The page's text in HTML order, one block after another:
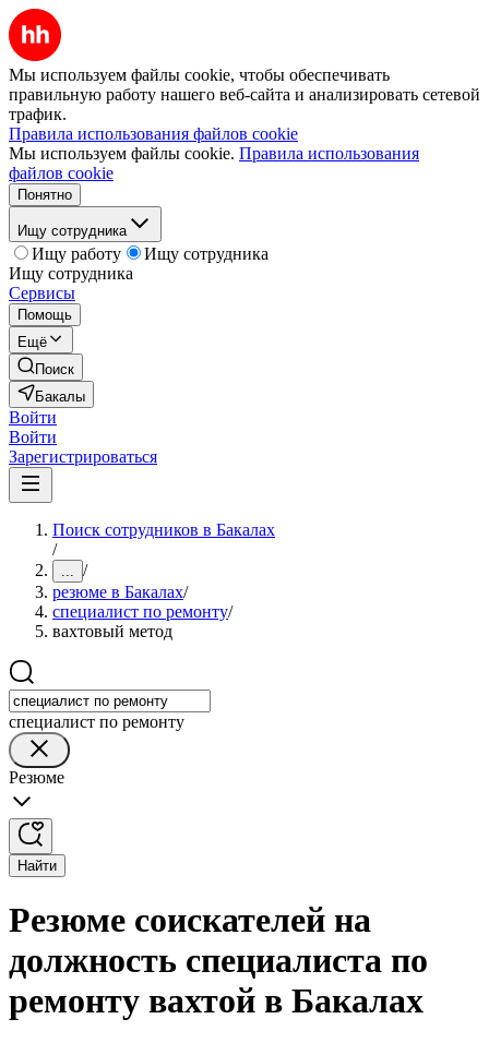
Мы используем файлы cookie, чтобы обеспечивать
правильную работу нашего веб-сайта и анализировать сетевой
трафик.
Правила использования файлов cookie
Мы используем файлы cookie. Правила использования
файлов cookie
Понятно
Ищу сотрудника
Ищу работу
Ищу сотрудника
Ищу сотрудника
Сервисы
Помощь
Ещё
Поиск
Бакалы
Войти
Войти
Зарегистрироваться
Поиск сотрудников в Бакалах
/
... /
резюме в Бакалах/
специалист по ремонту/
вахтовый метод
специалист по ремонту
Резюме
Найти
Резюме соискателей на
должность специалиста по
ремонту вахтой в Бакалах